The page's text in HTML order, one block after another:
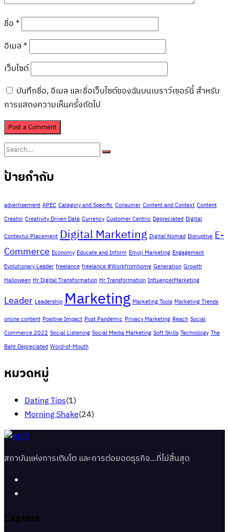
ชื่อ*
อีเมล*
เว็บไซต์
บันทึกชื่อ, อีเมล และชื่อเว็บไซต์ของฉันบนเบราว์เซอร์นี้ สำหรับ
การแสดงความเห็นครั้งถัดไป
ป้ายกำกับ
advertisement APEC Category and Specific Consumer Content and Context Content
Creator Creativity Driven Data Currency Customer Centric Depreciated Digital
Contextul Placement Digital Marketing Digital Nomad Disruptive E-
Commerce Economy Educate and Inform Emoji Marketing Engagement
Evolutionary Leader freelance freelance #Workfromhome Generation Growth
Halloween Hr Digital Transformation Hr Transformation InfluencerMarketing
Leader Leadership Marketing Marketing Tools Marketing Trends
online content Positive Impact Post Pandemic Privacy Marketing Reach Social
Commerce 2022 Social Listening Social Media Marketing Soft Skills Technology The
Baht Depreciated Word-of-Mouth
หมวดหมู่
Dating Tips(1)
Morning Shake(24)
สถาบันแห่งการเติบโต และการต่อยอดธุรกิจ…ที่ไม่สิ้นสุด
Explore